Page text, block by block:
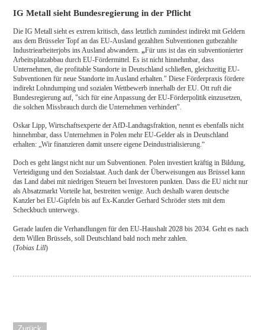
IG Metall sieht Bundesregierung in der Pflicht
Die IG Metall sieht es extrem kritisch, dass letztlich zumindest indirekt mit Geldern
aus dem Brüsseler Topf an das EU-Ausland gezahlten Subventionen gutbezahlte
Industriearbeiterjobs ins Ausland abwandern.„Für uns ist das ein subventionierter
Arbeitsplatzabbau durch EU-Fördermittel. Es ist nicht hinnehmbar, dass
Unternehmen, die profitable Standorte in Deutschland schließen, gleichzeitig EU-
Subventionen für neue Standorte im Ausland erhalten." Diese Förderpraxis fördere
indirekt Lohndumping und sozialen Wettbewerb innerhalb der EU. Ott ruft die
Bundesregierung auf, "sich für eine Anpassung der EU-Förderpolitik einzusetzen,
die solchen Missbrauch durch die Unternehmen verhindert".
Oskar Lipp, Wirtschaftsexperte der AfD-Landtagsfraktion, nennt es ebenfalls nicht
hinnehmbar, dass Unternehmen in Polen mehr EU-Gelder als in Deutschland
erhalten: „Wir finanzieren damit unsere eigene Deindustrialisierung.“
Doch es geht längst nicht nur um Subventionen. Polen investiert kräftig in Bildung,
Verteidigung und den Sozialstaat. Auch dank der Überweisungen aus Brüssel kann
das Land dabei mit niedrigen Steuern bei Investoren punkten. Dass die EU nicht nur
als Absatzmarkt Vorteile hat, bestreiten wenige. Auch deshalb waren deutsche
Kanzler bei EU-Gipfeln bis auf Ex-Kanzler Gerhard Schröder stets mit dem
Scheckbuch unterwegs.
Gerade laufen die Verhandlungen für den EU-Haushalt 2028 bis 2034. Geht es nach
dem Willen Brüssels, soll Deutschland bald noch mehr zahlen.
(Tobias Lill)